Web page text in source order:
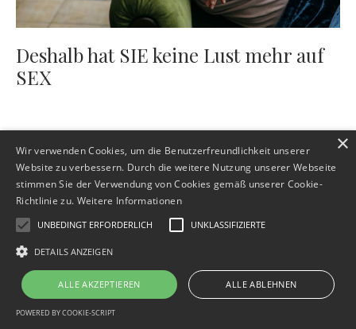
Deshalb hat SIE keine Lust mehr auf
SEX
Impressum Datenschutz AGB
Widerrufsbelehrung
© 2026 Christine Janson - Intimitätscoaching für Beziehung, Sinnlichkeit und
persönliche Entwicklung
Wir verwenden Cookies, um die Benutzerfreundlichkeit unserer
Website zu verbessern. Durch die weitere Nutzung unserer Webseite
stimmen Sie der Verwendung von Cookies gemäß unserer Cookie-
Richtlinie zu. Weitere Informationen
UNBEDINGT ERFORDERLICH UNKLASSIFIZIERTE
DETAILS ANZEIGEN
ALLE AKZEPTIEREN ALLE ABLEHNEN
POWERED BY COOKIE-SCRIPT
×